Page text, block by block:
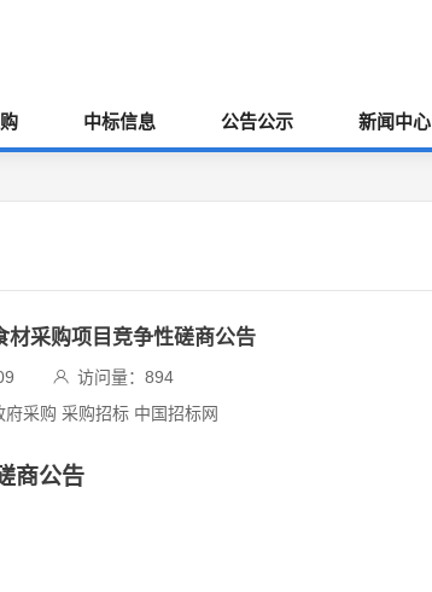
中标信息 公告公示 新闻中心
材采购项目竞争性磋商公告
访问量：894
采购 采购招标 中国招标网
商公告